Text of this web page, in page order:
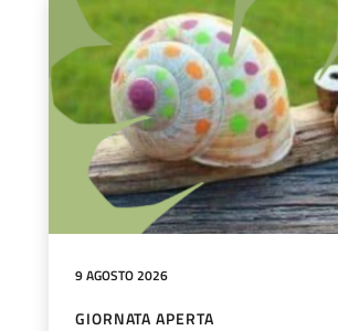
9 AGOSTO 2026
GIORNATA APERTA